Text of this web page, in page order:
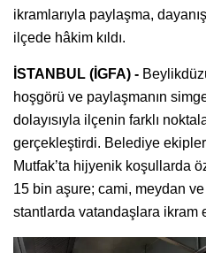
ikramlarıyla paylaşma,
ilçede hâkim kıldı.
İSTANBUL (İGFA) -
hoşgörü ve paylaşmanın
dolayısıyla ilçenin farklı
gerçekleştirdi. Belediye
Mutfak’ta hijyenik koşullarda
15 bin aşure; cami, meydan
stantlarda vatandaşlara ikram